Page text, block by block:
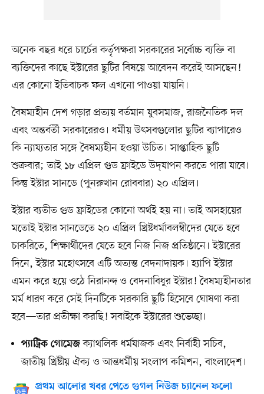
অনেক বছর ধরে চার্চের কর্তৃপক্ষরা সরকারের সর্বোচ্চ ব্যক্তি বা
ব্যক্তিদের কাছে ইস্টারের ছুটির বিষয়ে আবেদন করেই আসছেন!
এর কোনো ইতিবাচক ফল এখনো পাওয়া যায়নি।
বৈষম্যহীন দেশ গড়ার প্রত্যয় বর্তমান যুবসমাজ, রাজনৈতিক দল
এবং অন্তর্বর্তী সরকারেরও। ধর্মীয় উৎসবগুলোর ছুটির ব্যাপারেও
কি ন্যায্যতার সঙ্গে বৈষম্যহীন হওয়া উচিত। সাপ্তাহিক ছুটি
শুক্রবার; তাই ১৮ এপ্রিল গুড ফ্রাইডে উদ্‌যাপন করতে পারা যাবে।
কিন্তু ইস্টার সানডে (পুনরুত্থান রোববার) ২০ এপ্রিল।
ইস্টার ব্যতীত গুড ফ্রাইডের কোনো অর্থই হয় না। তাই অসহায়ের
মতোই ইস্টার সানডেতে ২০ এপ্রিল খ্রিষ্টধর্মাবলম্বীদের যেতে হবে
চাকরিতে, শিক্ষার্থীদের যেতে হবে নিজ নিজ প্রতিষ্ঠানে। ইস্টারের
দিনে, ইস্টার মহোৎসবে এটি অত্যন্ত বেদনাদায়ক। হ্যাপি ইস্টার
এমন করে হয়ে ওঠে নিরানন্দ ও বেদনাবিধুর ইস্টার! বৈষম্যহীনতার
মর্ম ধারণ করে সেই দিনটিকে সরকারি ছুটি হিসেবে ঘোষণা করা
হবে—তার প্রতীক্ষা করছি! সবাইকে ইস্টারের শুভেচ্ছা।
প্যাট্রিক গোমেজক্যাথলিক ধর্মযাজক এবং নির্বাহী সচিব,
জাতীয় খ্রিষ্টীয় ঐক্য ও আন্তধর্মীয় সংলাপ কমিশন, বাংলাদেশ।
প্রথম আলোর খবর পেতে গুগল নিউজ চ্যানেল ফলো